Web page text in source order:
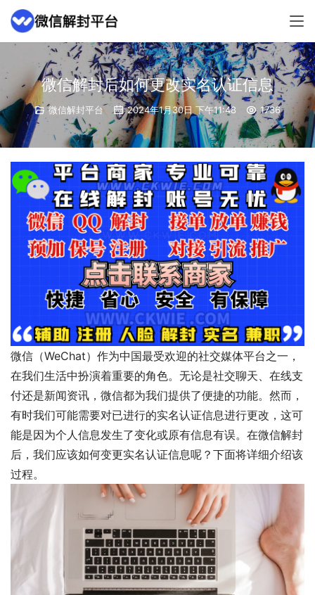
微信解封后如何更改实名认证信息
微信解封平台 2024年1月30日 下午11:48 1736
微信（WeChat）作为中国最受欢迎的社交媒体平台之一，
在我们生活中扮演着重要的角色。无论是社交聊天、在线支
付还是新闻资讯，微信都为我们提供了便捷的功能。然而，
有时我们可能需要对已进行的实名认证信息进行更改，这可
能是因为个人信息发生了变化或原有信息有误。在微信解封
后，我们应该如何变更实名认证信息呢？下面将详细介绍该
过程。